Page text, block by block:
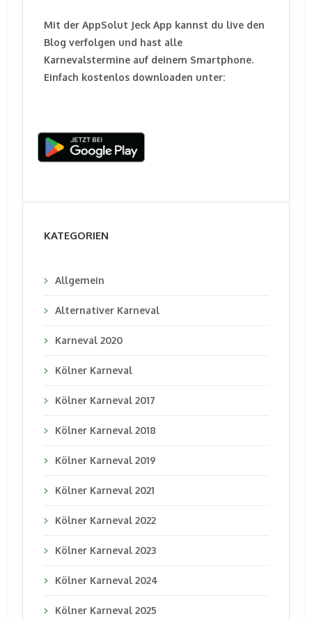
Mit der AppSolut Jeck App kannst du live den
Blog verfolgen und hast alle
Karnevalstermine auf deinem Smartphone.
Einfach kostenlos downloaden unter:
KATEGORIEN
Allgemein
Alternativer Karneval
Karneval 2020
Kölner Karneval
Kölner Karneval 2017
Kölner Karneval 2018
Kölner Karneval 2019
Kölner Karneval 2021
Kölner Karneval 2022
Kölner Karneval 2023
Kölner Karneval 2024
Kölner Karneval 2025